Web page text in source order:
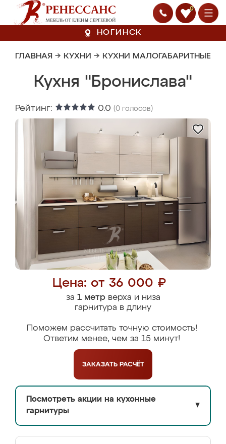
0
НОГИНСК
ГЛАВНАЯ → КУХНИ → КУХНИ МАЛОГАБАРИТНЫЕ
Кухня "Бронислава"
Рейтинг: 0.0 (0 голосов)
Цена: от 36 000 ₽
за 1 метрверха и низа
гарнитура в длину
Поможем рассчитать точную стоимость!
Ответим менее, чем за 15 минут!
ЗАКАЗАТЬ РАСЧЁТ
Посмотреть акции на кухонные
гарнитуры
▼